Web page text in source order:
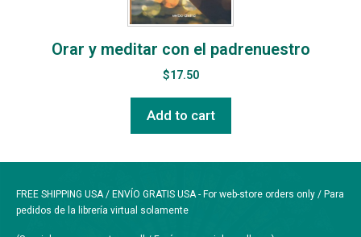
Orar y meditar con el padrenuestro
$17.50
Add to cart
FREE SHIPPING USA / ENVÍO GRATIS USA - For web-store orders only / Para
pedidos de la librería virtual solamente